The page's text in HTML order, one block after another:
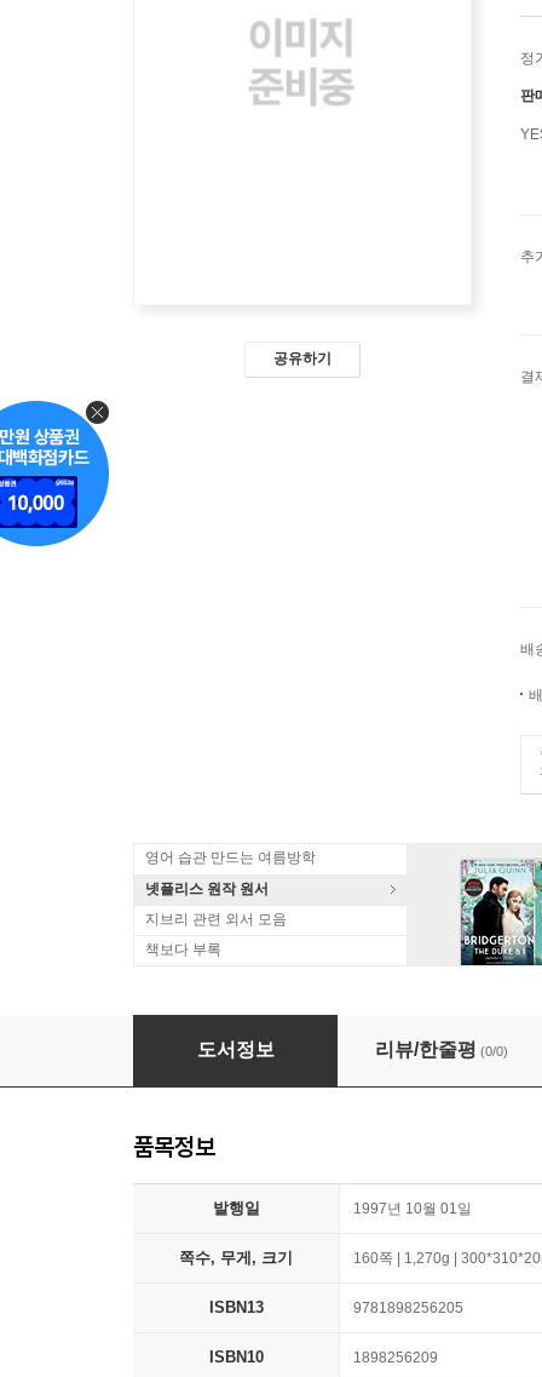
공유하기
정
판
추
결
배
영어 습관 만드는 여름방학
넷플리스 원작 원서
지브리 관련 외서 모음
책보다 부록
Ireland-Our Island Home: An Aerial Tour
도서정보 리뷰/한줄평 (0/0)
품목정보
발행일 1997년 10월 01일
쪽수, 무게, 크기 160쪽 | 1,270g |
ISBN13 9781898256205
ISBN10 1898256209